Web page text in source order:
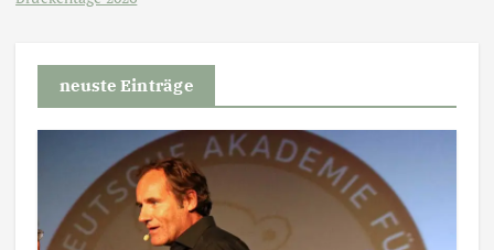
neuste Einträge